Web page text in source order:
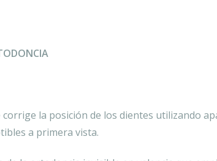
la posición de los dientes utilizando
a primera vista.